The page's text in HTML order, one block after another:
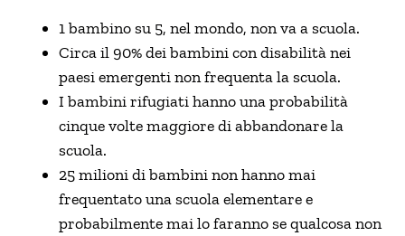
1 bambino su 5, nel mondo, non va a scuola.
Circa il 90% dei bambini con disabilità nei
paesi emergenti non frequenta la scuola.
I bambini rifugiati hanno una probabilità
cinque volte maggiore di abbandonare la
scuola.
25 milioni di bambini non hanno mai
frequentato una scuola elementare e
probabilmente mai lo faranno se qualcosa non